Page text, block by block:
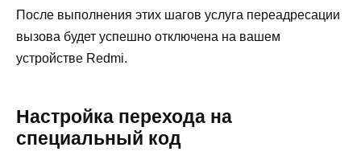
После выполнения этих шагов услуга переадресации
вызова будет успешно отключена на вашем
устройстве Redmi.
Настройка перехода на
специальный код